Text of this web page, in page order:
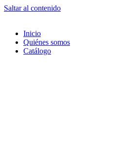
Saltar al contenido
Inicio
Quiénes somos
Catálogo